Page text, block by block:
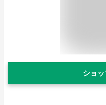
ショ